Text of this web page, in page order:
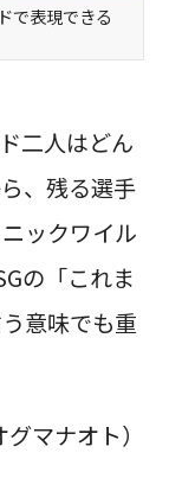
で表現できる
二人はどん
、残る選手
ックワイル
の「これま
意味でも重
グマナオト）